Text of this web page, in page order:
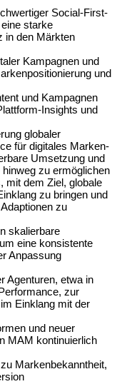
Social-First-
starke
in den Märkten
Kampagnen und
und
und Kampagnen
Insights und
globaler
für digitales Marken-
Umsetzung und
zu ermöglichen
mit dem Ziel, globale
zu bringen und
zu
skalierbare
eine konsistente
Anpassung
Agenturen, etwa in
zur
Einklang mit der
und neuer
MAM kontinuierlich
Markenbekanntheit,